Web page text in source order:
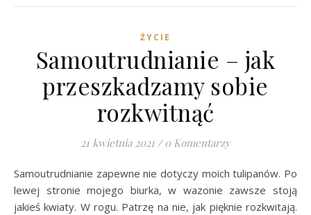
ŻYCIE
Samoutrudnianie – jak
przeszkadzamy sobie
rozkwitnąć
21 kwietnia 2021 / 0 Komentarzy
Samoutrudnianie zapewne nie dotyczy moich tulipanów. Po
lewej stronie mojego biurka, w wazonie zawsze stoją
jakieś kwiaty. W rogu. Patrzę na nie, jak pięknie rozkwitają.